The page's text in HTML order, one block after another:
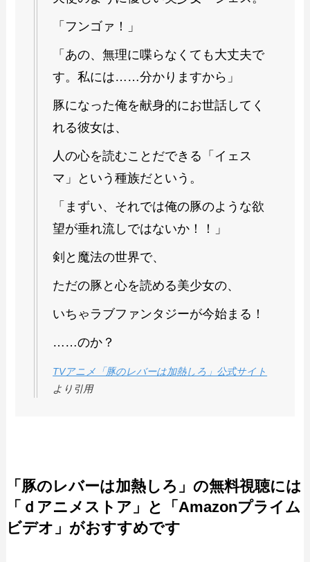
「フンゴァ！」
「あの、無理に喋らなくても大丈夫で
す。私には……分かりますから」
豚になった俺を献身的にお世話してく
れる彼女は、
人の心を読むことだできる「イェス
マ」という種族だという。
「まずい、それでは俺の豚のような欲
望が垂れ流しではないか！！」
剣と魔法の世界で、
ただの豚と心を読める美少女の、
いちゃラブファンタジーが今始まる！
……のか？
TVアニメ「豚のレバーは加熱しろ」公式サイト
より引用
「豚のレバーは加熱しろ」の無料視聴には
「ｄアニメストア」と「Amazonプライム
ビデオ」がおすすめです